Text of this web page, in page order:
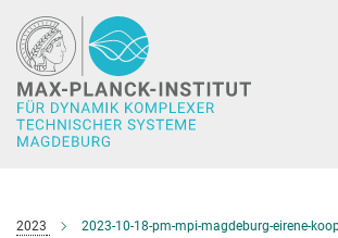
Hauptinhalt
2023 2023-10-18-pm-mpi-magdeburg-eirene-